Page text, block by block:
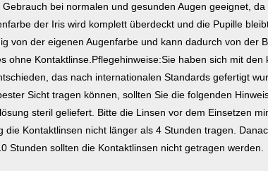
bei normalen und gesunden Augen geeignet,
der Iris wird komplett überdeckt und die Pupille
von der eigenen Augenfarbe und kann dadurch von der
ohne Kontaktlinse.Pflegehinweise:Sie haben sich mit den
das nach internationalen Standards gefertigt
Sicht tragen können, sollten Sie die folgenden
steril geliefert. Bitte die Linsen vor dem Einsetzen
die Kontaktlinsen nicht länger als 4 Stunden tragen.
Stunden sollten die Kontaktlinsen nicht getragen werden.